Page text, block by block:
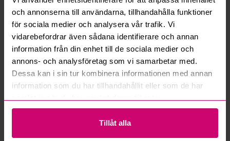
och annonserna till användarna, tillhandahålla funktioner
för sociala medier och analysera vår trafik. Vi
vidarebefordrar även sådana identifierare och annan
information från din enhet till de sociala medier och
annons- och analysföretag som vi samarbetar med.
Dessa kan i sin tur kombinera informationen med annan
information som du har tillhandahållit eller som de har
Tillåt alla
Läs fler frågor och svar
Mer från samma kategori